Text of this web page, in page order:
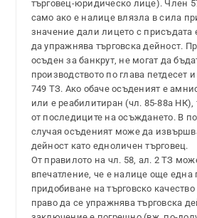
търговец-юридическо лице). Член
само ако е налице влязла в сила
значение дали лицето с присъдата
да упражнява търговска дейност.
осъден за банкрут, не могат да
производството по глава петдесет
749 ТЗ. Ако обаче осъденият е
или е реабилитиран (чл. 85-88а НК),
от последиците на осъждането. В
случая осъденият може да
дейност като едноличен търговец.
От правилото на чл. 58, ал. 2 ТЗ
впечатление, че е налице още една
придобиване на търговско
право да се упражнява търговска